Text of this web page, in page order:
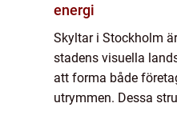
energi
Skyltar i Stockholm
stadens visuella
att forma både
utrymmen. Dessa